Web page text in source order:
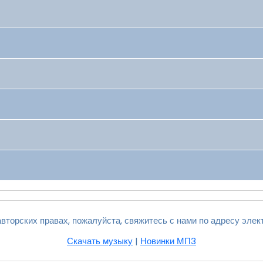
правах, пожалуйста, свяжитесь с нами по адресу
Скачать музыку | Новинки МП3